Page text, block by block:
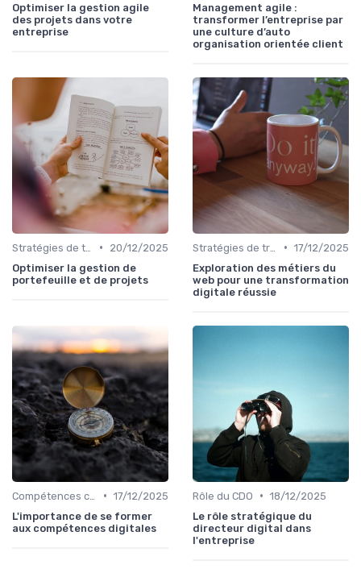
Optimiser la gestion agile
des projets dans votre
entreprise
Management agile :
transformer l’entreprise par
une culture d’auto
organisation orientée client
•
20/12/2025
Optimiser la gestion de
portefeuille et de projets
• 17/12/2025
Exploration des métiers du
web pour une transformation
digitale réussie
• 17/12/2025
L'importance de se former
aux compétences digitales
Rôle du CDO • 18/12/2025
Le rôle stratégique du
directeur digital dans
l'entreprise